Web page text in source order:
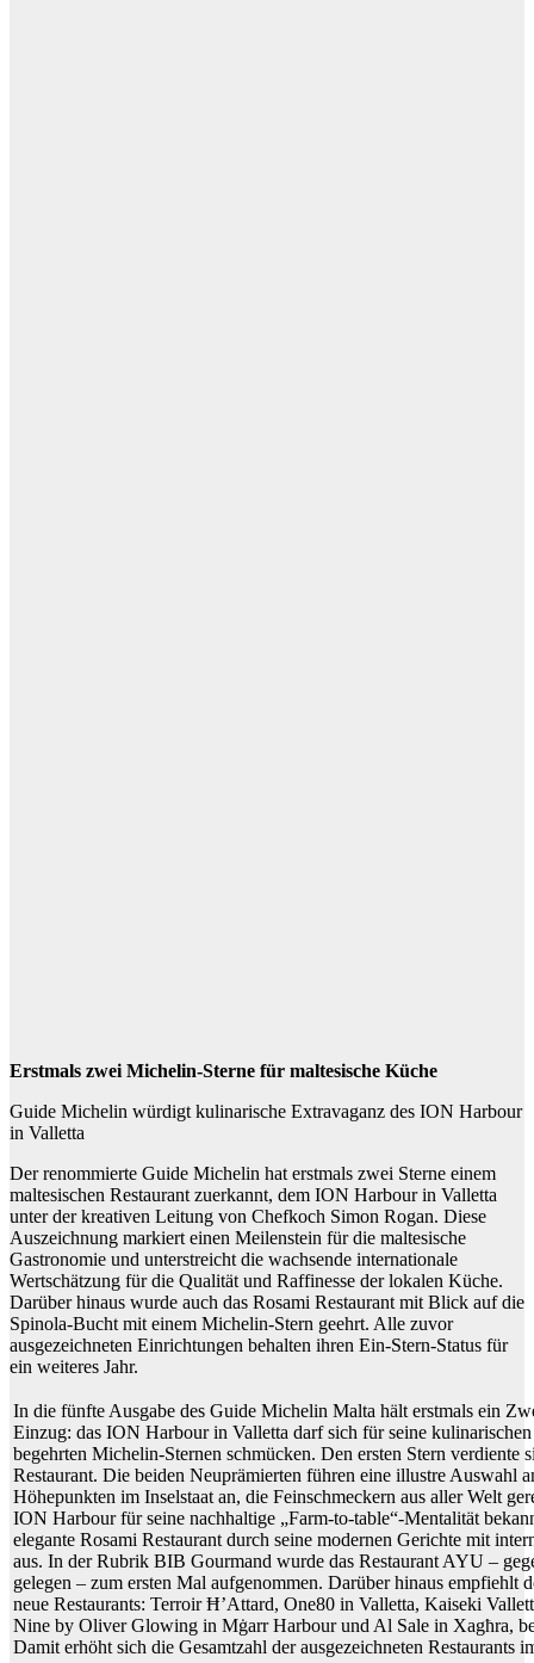
Erstmals zwei Michelin-Sterne für maltesische Küche
Guide Michelin würdigt kulinarische Extravaganz des ION Harbour
in Valletta
Der renommierte Guide Michelin hat erstmals zwei Sterne einem
maltesischen Restaurant zuerkannt, dem ION Harbour in Valletta
unter der kreativen Leitung von Chefkoch Simon Rogan. Diese
Auszeichnung markiert einen Meilenstein für die maltesische
Gastronomie und unterstreicht die wachsende internationale
Wertschätzung für die Qualität und Raffinesse der lokalen Küche.
Darüber hinaus wurde auch das Rosami Restaurant mit Blick auf die
Spinola-Bucht mit einem Michelin-Stern geehrt. Alle zuvor
ausgezeichneten Einrichtungen behalten ihren Ein-Stern-Status für
ein weiteres Jahr.
In die fünfte Ausgabe des Guide Michelin Malta hält erstmals ein
Einzug: das ION Harbour in Valletta darf sich für seine
begehrten Michelin-Sternen schmücken. Den ersten Stern verdiente
Restaurant. Die beiden Neuprämierten führen eine illustre Auswahl
Höhepunkten im Inselstaat an, die Feinschmeckern aus aller Welt
ION Harbour für seine nachhaltige „Farm-to-table“-Mentalität
elegante Rosami Restaurant durch seine modernen Gerichte mit
aus. In der Rubrik BIB Gourmand wurde das Restaurant AYU –
gelegen – zum ersten Mal aufgenommen. Darüber hinaus empfiehlt
neue Restaurants: Terroir Ħ’Attard, One80 in Valletta, Kaiseki
Nine by Oliver Glowing in Mġarr Harbour und Al Sale in Xagħra,
Damit erhöht sich die Gesamtzahl der ausgezeichneten Restaurants